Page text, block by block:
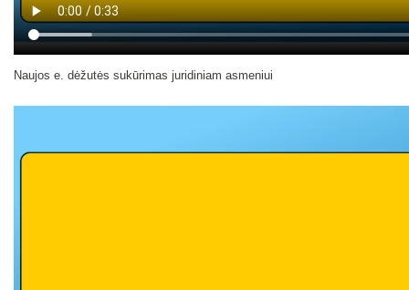
Naujos e. dėžutės sukūrimas juridiniam asmeniui